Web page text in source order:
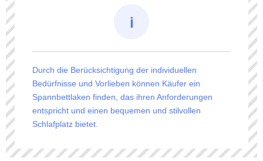
Durch die Berücksichtigung der individuellen
Bedürfnisse und Vorlieben können Käufer ein
Spannbettlaken finden, das ihren Anforderungen
entspricht und einen bequemen und stilvollen
Schlafplatz bietet.